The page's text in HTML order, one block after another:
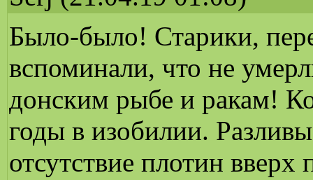
Было-было! Старики,
вспоминали, что не
донским рыбе и ракам!
годы в изобилии.
отсутствие плотин вверх